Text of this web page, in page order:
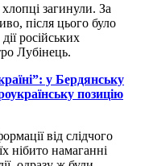
загинули. За
після цього було
російських
Лубінець.
у Бердянську
позицію
від слідчого
нібито намаганні